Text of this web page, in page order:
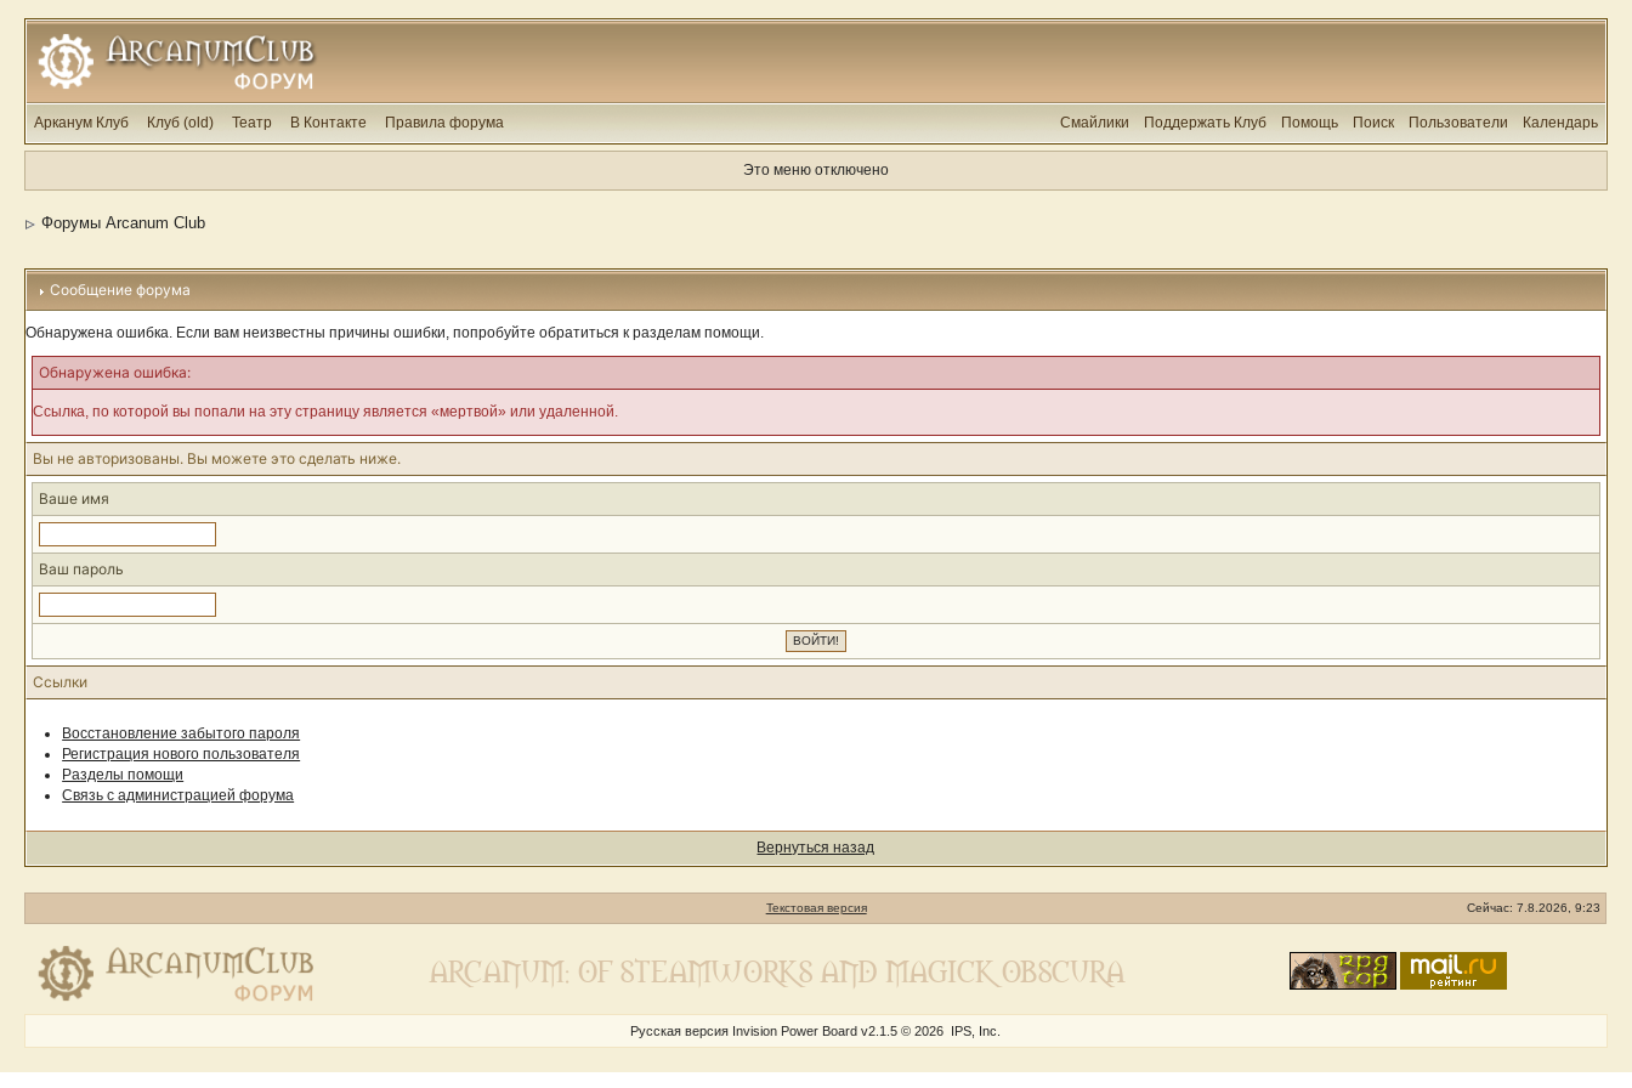
Арканум Клуб Клуб (old) Театр В Контакте Правила форума Смайлики Поддержать Клуб Помощь Поиск Пользователи Календарь
Это меню отключено
Форумы Arcanum Club
Сообщение форума
Обнаружена ошибка. Если вам неизвестны причины ошибки, попробуйте обратиться к разделам помощи.
Обнаружена ошибка:
Ссылка, по которой вы попали на эту страницу является «мертвой» или удаленной.
Вы не авторизованы. Вы можете это сделать ниже.
Ваше имя
Ваш пароль
Ссылки
Восстановление забытого пароля
Регистрация нового пользователя
Разделы помощи
Связь с администрацией форума
Вернуться назад
Текстовая версия Сейчас: 7.8.2026, 9:23
ARCANUM: OF STEAMWORKS AND MAGICK OBSCURA
Русская версия Invision Power Board v2.1.5 © 2026 IPS, Inc.